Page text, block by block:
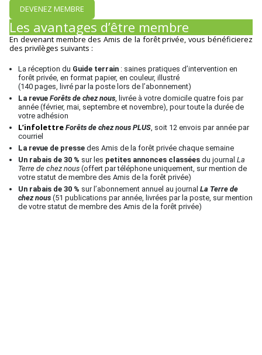
DEVENEZ MEMBRE
Les avantages d’être membre
En devenant membre des Amis de la forêt privée, vous bénéficierez
des privilèges suivants :
La réception du Guide terrain : saines pratiques d’intervention en
forêt privée, en format papier, en couleur, illustré
(140 pages, livré par la poste lors de l’abonnement)
La revue Forêts de chez nous, livrée à votre domicile quatre fois par
année (février, mai, septembre et novembre), pour toute la durée de
votre adhésion
L’infolettre Forêts de chez nous PLUS, soit 12 envois par année par
courriel
La revue de presse des Amis de la forêt privée chaque semaine
Un rabais de 30 % sur les petites annonces classées du journal La
Terre de chez nous (offert par téléphone uniquement, sur mention de
votre statut de membre des Amis de la forêt privée)
Un rabais de 30 % sur l’abonnement annuel au journal La Terre de
chez nous (51 publications par année, livrées par la poste, sur mention
de votre statut de membre des Amis de la forêt privée)